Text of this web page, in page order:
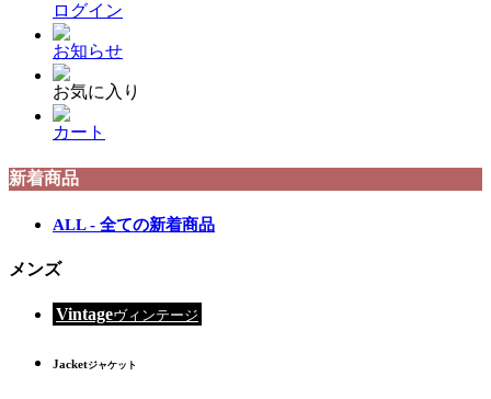
ログイン
お知らせ
お気に入り
カート
新着商品
ALL - 全ての新着商品
メンズ
Vintageヴィンテージ
Jacketジャケット